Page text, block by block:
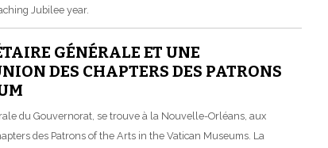
Jubilee year.
GÉNÉRALE ET UNE
DES CHAPTERS DES PATRONS
du Gouvernorat, se trouve à la Nouvelle-Orléans, aux
des Patrons of the Arts in the Vatican Museums. La